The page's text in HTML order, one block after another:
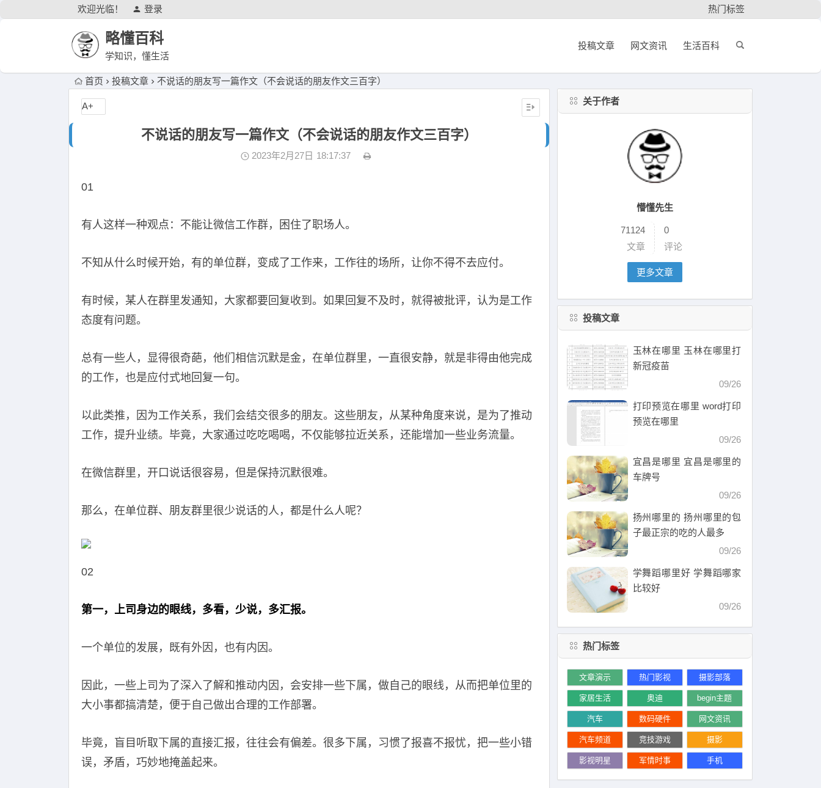
欢迎光临！ 登录 热门标签
略懂百科
学知识，懂生活
投稿文章 网文资讯 生活百科
首页 投稿文章 不说话的朋友写一篇作文（不会说话的朋友作文三百字）
不说话的朋友写一篇作文（不会说话的朋友作文三百字）
2023年2月27日 18:17:37
01
有人这样一种观点：不能让微信工作群，困住了职场人。
不知从什么时候开始，有的单位群，变成了工作来，工作往的场所，让你不得不去应付。
有时候，某人在群里发通知，大家都要回复收到。如果回复不及时，就得被批评，认为是工作
态度有问题。
总有一些人，显得很奇葩，他们相信沉默是金，在单位群里，一直很安静，就是非得由他完成
的工作，也是应付式地回复一句。
以此类推，因为工作关系，我们会结交很多的朋友。这些朋友，从某种角度来说，是为了推动
工作，提升业绩。毕竟，大家通过吃吃喝喝，不仅能够拉近关系，还能增加一些业务流量。
在微信群里，开口说话很容易，但是保持沉默很难。
那么，在单位群、朋友群里很少说话的人，都是什么人呢？
02
第一，上司身边的眼线，多看，少说，多汇报。
一个单位的发展，既有外因，也有内因。
因此，一些上司为了深入了解和推动内因，会安排一些下属，做自己的眼线，从而把单位里的
大小事都搞清楚，便于自己做出合理的工作部署。
毕竟，盲目听取下属的直接汇报，往往会有偏差。很多下属，习惯了报喜不报忧，把一些小错
误，矛盾，巧妙地掩盖起来。
A+ 关于作者
懵懂先生
71124
文章
0
评论
更多文章
投稿文章
玉林在哪里 玉林在哪里打
新冠疫苗
09/26
打印预览在哪里 word打印
预览在哪里
09/26
宜昌是哪里 宜昌是哪里的
车牌号
09/26
扬州哪里的 扬州哪里的包
子最正宗的吃的人最多
09/26
学舞蹈哪里好 学舞蹈哪家
比较好
09/26
热门标签
文章演示 热门影视 摄影部落
家居生活 奥迪 begin主题
汽车 数码硬件 网文资讯
汽车频道 竞技游戏 摄影
影视明星 军情时事 手机